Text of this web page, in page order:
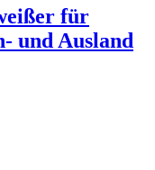
für
und Ausland